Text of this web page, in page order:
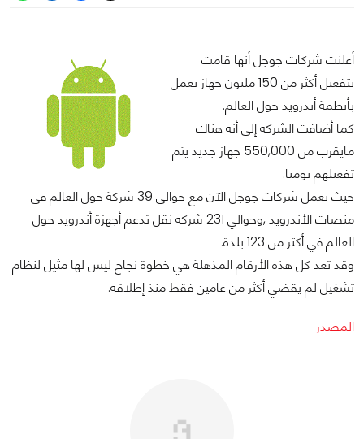
أعلنت شركات جوجل أنها قامت
بتفعيل أكثر من 150 مليون جهاز يعمل
بأنظمة أندرويد حول العالم.
كما أضافت الشركة إلى أنه هناك
مايقرب من 550,000 جهاز جديد يتم
تفعيلهم يوميا.
حيث تعمل شركات جوجل الآن مع حوالي 39 شركة حول العالم في
منصات الأندرويد ,وحوالي 231 شركة نقل تدعم أجهزة أندرويد حول
العالم في أكثر من 123 بلدة.
وقد تعد كل هذه الأرقام المذهلة هي خطوة نجاح ليس لها مثيل لنظام
تشغيل لم يقضي أكثر من عامين فقط منذ إطلاقه.
المصدر